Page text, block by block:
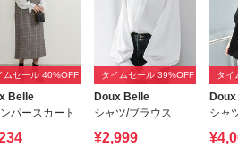
ムセール 40%OFF
Belle
パースカート
タイムセール 39%OFF
Doux Belle
シャツ/ブラウス
¥2,999
タイ
シャ